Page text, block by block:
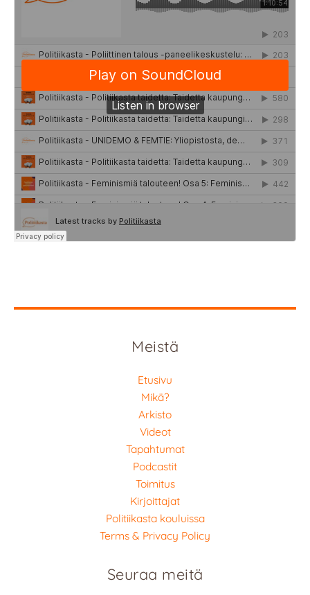
Meistä
Etusivu
Mikä?
Arkisto
Videot
Tapahtumat
Podcastit
Toimitus
Kirjoittajat
Politiikasta kouluissa
Terms & Privacy Policy
Seuraa meitä